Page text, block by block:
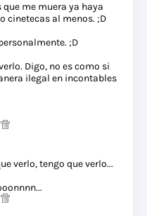
que me muera ya haya
cinetecas al menos. ;D
;D
Digo, no es como si
ilegal en incontables
verlo, tengo que verlo...